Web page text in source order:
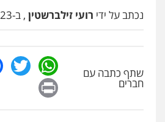
נכתב על ידי רועי זילברשטין , ב-09/02/2023 16:08
שתף כתבה עם
חברים